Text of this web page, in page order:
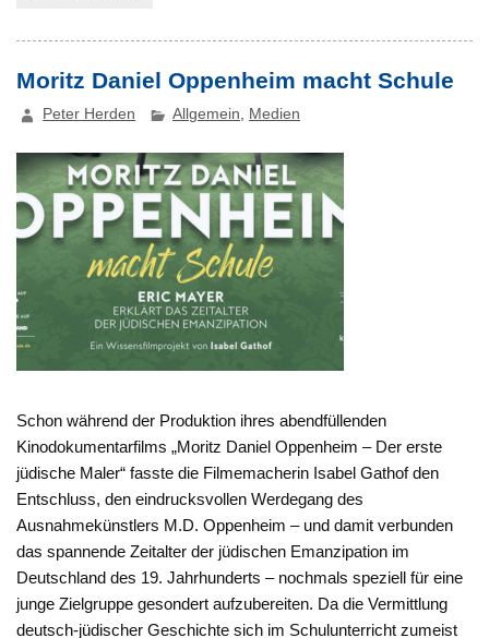
Moritz Daniel Oppenheim macht Schule
Peter Herden Allgemein, Medien
Schon während der Produktion ihres abendfüllenden
Kinodokumentarfilms „Moritz Daniel Oppenheim – Der erste
jüdische Maler“ fasste die Filmemacherin Isabel Gathof den
Entschluss, den eindrucksvollen Werdegang des
Ausnahmekünstlers M.D. Oppenheim – und damit verbunden
das spannende Zeitalter der jüdischen Emanzipation im
Deutschland des 19. Jahrhunderts – nochmals speziell für eine
junge Zielgruppe gesondert aufzubereiten. Da die Vermittlung
deutsch-jüdischer Geschichte sich im Schulunterricht zumeist